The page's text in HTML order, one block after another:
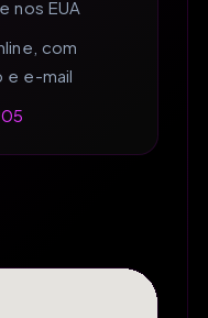
nos EUA
com
e e-mail